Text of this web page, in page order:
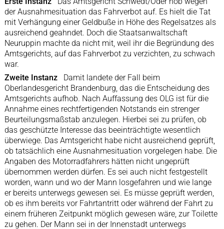
der Ausnahmesituation das Fahrverbot auf. Es hielt die Tat
mit Verhängung einer Geldbuße in Höhe des Regelsatzes als
ausreichend geahndet. Doch die Staatsanwaltschaft
Neuruppin machte da nicht mit, weil ihr die Begründung des
Amtsgerichts, auf das Fahrverbot zu verzichten, zu schwach
war.
Zweite Instanz
Damit landete der Fall beim
Oberlandesgericht Brandenburg, das die Entscheidung des
Amtsgerichts aufhob. Nach Auffassung des OLG ist für die
Annahme eines rechtfertigenden Notstands ein strenger
Beurteilungsmaßstab anzulegen. Hierbei sei zu prüfen, ob
das geschützte Interesse das beeinträchtigte wesentlich
überwiege. Das Amtsgericht habe nicht ausreichend geprüft,
ob tatsächlich eine Ausnahmesituation vorgelegen habe. Die
Angaben des Motorradfahrers hätten nicht ungeprüft
übernommen werden dürfen. Es sei auch nicht festgestellt
worden, wann und wo der Mann losgefahren und wie lange
er bereits unterwegs gewesen sei. Es müsse geprüft werden,
ob es ihm bereits vor Fahrtantritt oder während der Fahrt zu
einem früheren Zeitpunkt möglich gewesen wäre, zur Toilette
zu gehen. Der Mann sei in der Innenstadt unterwegs